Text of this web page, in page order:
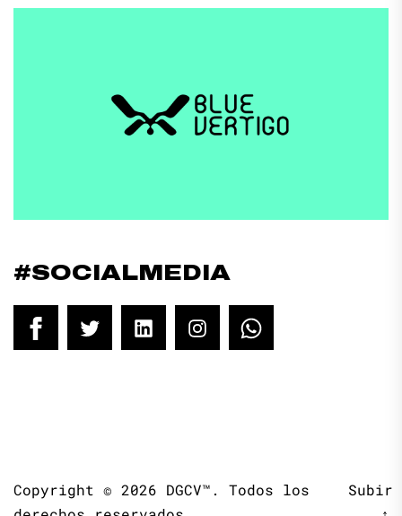
#SOCIALMEDIA
FacebookTwitter LinkedInInstagram
Copyright © 2026 DGCV™. Todos los
Subir